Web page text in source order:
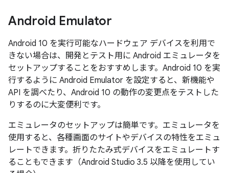
Android Emulator
Android 10 を実行可能なハードウェア デバイスを利用で
きない場合は、開発とテスト用に Android エミュレータを
セットアップすることをおすすめします。Android 10 を実
行するように Android Emulator を設定すると、新機能や
API を調べたり、Android 10 の動作の変更点をテストした
りするのに大変便利です。
エミュレータのセットアップは簡単です。エミュレータを
使用すると、各種画面のサイトやデバイスの特性をエミュ
レートできます。折りたたみ式デバイスをエミュレートす
ることもできます（Android Studio 3.5 以降を使用してい